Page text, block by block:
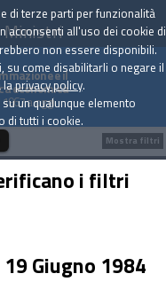
Ministri
e il
economica
a oggi
i filtri
Giugno 1984
Mostra filtri
di terze parti per funzionalità
acconsenti all'uso dei cookie di
non essere disponibili.
come disabilitarli o negare il
laprivacy policy.
un qualunque elemento
di tutti i cookie.